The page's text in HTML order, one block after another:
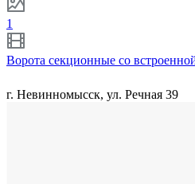
1
Ворота секционные со
г. Невинномысск, ул. Речная 39